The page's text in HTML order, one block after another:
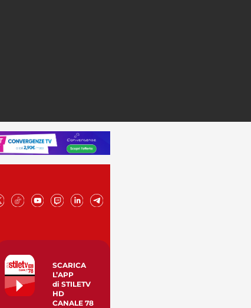
SCARICA
L’APP
di STILETV
HD
CANALE 78